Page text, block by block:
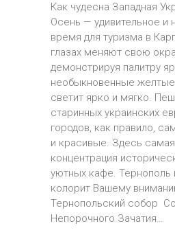
Как чудесна Западная
Осень — удивительное и
время для туризма в
глазах меняют свою
демонстрируя палитру
необыкновенные
светит ярко и мягко.
старинных украинских
городов, как правило,
и красивые. Здесь
концентрация
уютных кафе. Тернополь
колорит Вашему
Тернопольский собор
Непорочного Зачатия…